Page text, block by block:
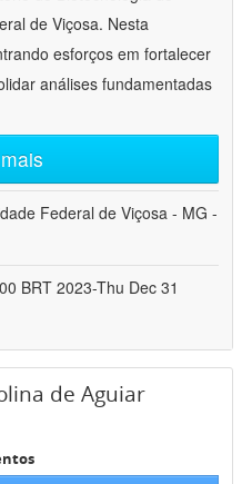
de Viçosa. Nesta
esforços em fortalecer
análises fundamentadas
Federal de Viçosa - MG -
BRT 2023-Thu Dec 31
de Aguiar